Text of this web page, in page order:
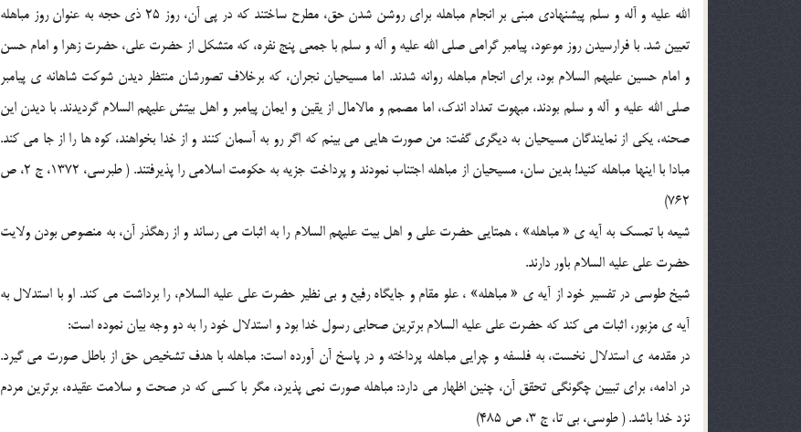
الله عليه و آله و سلم پيشنهادي مبني بر انجام مباهله براي روشن شدن حق، مطرح ساختند که در پي آن، روز 25 ذي حجه به عنوان روز مباهله
تعيين شد. با فرارسيدن روز موعود، پيامبر گرامي صلي الله عليه و آله و سلم با جمعي پنج نفره، که متشکل از حضرت علي، حضرت زهرا و امام حسن
و امام حسين عليهم السلام بود، براي انجام مباهله روانه شدند. اما مسيحيان نجران، که برخلاف تصورشان منتظر ديدن شوکت شاهانه ي پيامبر
صلي الله عليه و آله و سلم بودند، مبهوت تعداد اندک،‌ اما مصمم و مالامال از يقين و ايمان پيامبر و اهل بيتش عليهم السلام گرديدند. با ديدن اين
صحنه، يکي از نمايندگان مسيحيان به ديگري گفت: من صورت هايي مي بينم که اگر رو به آسمان کنند و از خدا بخواهند، کوه ها را از جا مي کند.
مبادا با اينها مباهله کنيد! بدين سان، مسيحيان از مباهله اجتناب نمودند و پرداخت جزيه به حکومت اسلامي را پذيرفتند. ( طبرسي، 1372، ج 2، ص
762)
شيعه با تمسک به آيه ي « مباهله» ، همتايي حضرت علي و اهل بيت عليهم السلام را به اثبات مي رساند و از رهگذر آن، به منصوص بودن ولايت
حضرت علي عليه السلام باور دارند.
شيخ طوسي در تفسير خود از آيه ي « مباهله» ، علو مقام و جايگاه رفيع و بي نظير حضرت علي عليه السلام، را برداشت مي کند. او با استدلال به
آيه ي مزبور، اثبات مي کند که حضرت علي عليه السلام برترين صحابي رسول خدا بود و استدلال خود را به دو وجه بيان نموده است:
در مقدمه ي استدلال نخست، به فلسفه و چرايي مباهله پرداخته و در پاسخ آن آورده است: مباهله با هدف تشخيص حق از باطل صورت مي گيرد.
در ادامه، براي تبيين چگونگي تحقق آن، چنين اظهار مي دارد: مباهله صورت نمي پذيرد، مگر با کسي که در صحت و سلامت عقيده، برترين مردم
نزد خدا باشد. ( طوسي، بي تا، ج 3، ص 485)